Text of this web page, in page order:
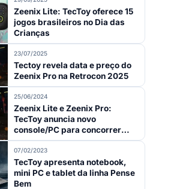
Zeenix Lite: TecToy oferece 15
jogos brasileiros no Dia das
Crianças
23/07/2025
Tectoy revela data e preço do
Zeenix Pro na Retrocon 2025
25/06/2024
Zeenix Lite e Zeenix Pro:
TecToy anuncia novo
console/PC para concorrer
com ROG Ally, Lenovo Legion
Go e Steam Deck
07/02/2023
TecToy apresenta notebook,
mini PC e tablet da linha Pense
Bem